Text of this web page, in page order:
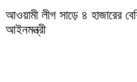
আওয়ামী লীগ সাড়ে ৪ হাজারের
আইনমন্ত্রী